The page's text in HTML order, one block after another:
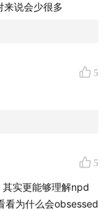
来说会少很多
5
5
实更能够理解npd